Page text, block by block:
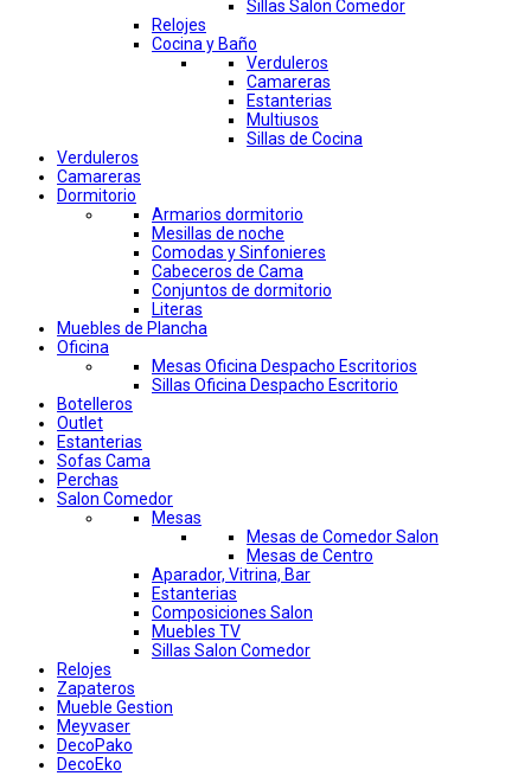
Sillas Salon Comedor
Relojes
Cocina y Baño
Verduleros
Camareras
Estanterias
Multiusos
Sillas de Cocina
Verduleros
Camareras
Dormitorio
Armarios dormitorio
Mesillas de noche
Comodas y Sinfonieres
Cabeceros de Cama
Conjuntos de dormitorio
Literas
Muebles de Plancha
Oficina
Mesas Oficina Despacho Escritorios
Sillas Oficina Despacho Escritorio
Botelleros
Outlet
Estanterias
Sofas Cama
Perchas
Salon Comedor
Mesas
Mesas de Comedor Salon
Mesas de Centro
Aparador, Vitrina, Bar
Estanterias
Composiciones Salon
Muebles TV
Sillas Salon Comedor
Relojes
Zapateros
Mueble Gestion
Meyvaser
DecoPako
DecoEko